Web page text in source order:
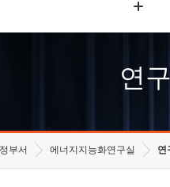
고객의
수의계
연
부서 에너지지능화연구실 연